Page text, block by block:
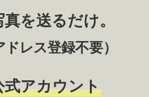
を送るだけ。
ドレス登録不要）
式アカウント